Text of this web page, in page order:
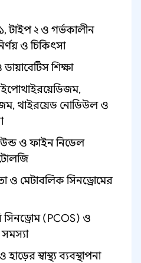
টাইপ ২ ও গর্ভকালীন
ও চিকিৎসা
শিক্ষা
থাইরয়েড নোডিউল ও
ও ফাইন নিডেল
ও মেটাবলিক সিনড্রোমের
সিনড্রোম (PCOS) ও
স্বাস্থ্য ব্যবস্থাপনা